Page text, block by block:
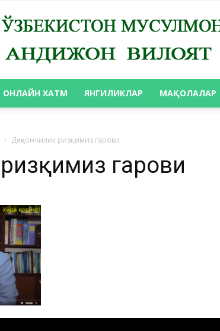
ОНЛАЙН ХАТМ ЯНГИЛИКЛАР МАҚОЛАЛАР
Деҳқончилик ризқимиз гарови
гарови